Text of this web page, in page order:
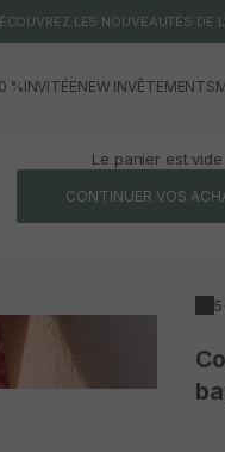
LES NOUVEAUTÉS DE
%INVITÉENEW INVÊTEMENTS
Le panier est vide
CONTINUER VOS
5